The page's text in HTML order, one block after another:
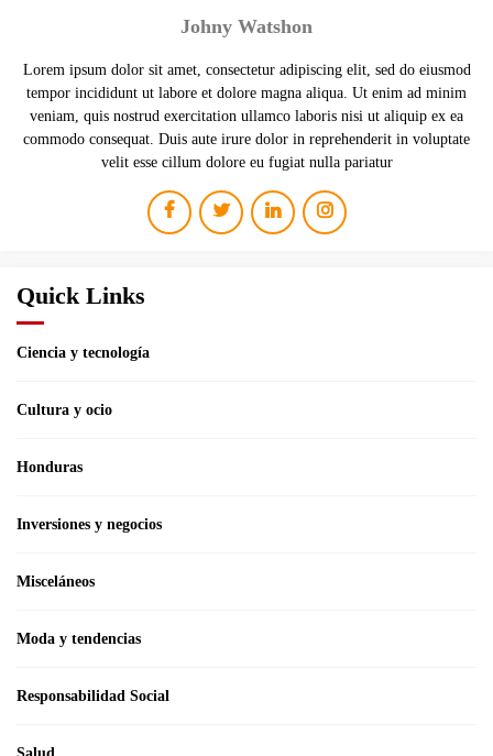
Johny Watshon
Lorem ipsum dolor sit amet, consectetur adipiscing elit, sed do eiusmod
tempor incididunt ut labore et dolore magna aliqua. Ut enim ad minim
veniam, quis nostrud exercitation ullamco laboris nisi ut aliquip ex ea
commodo consequat. Duis aute irure dolor in reprehenderit in voluptate
velit esse cillum dolore eu fugiat nulla pariatur
Quick Links
Ciencia y tecnología
Cultura y ocio
Honduras
Inversiones y negocios
Misceláneos
Moda y tendencias
Responsabilidad Social